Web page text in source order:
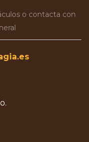
o contacta con